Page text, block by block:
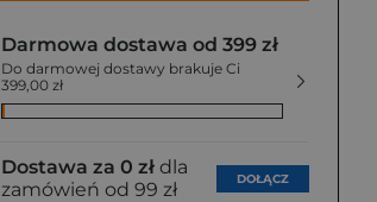
Darmowa dostawa od 399 zł
Do darmowej dostawy brakuje Ci
399,00 zł
Dostawa za 0 zł dla
zamówień od 99 zł
DOŁĄCZ